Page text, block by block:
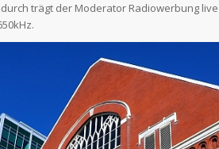
trägt der Moderator Radiowerbung